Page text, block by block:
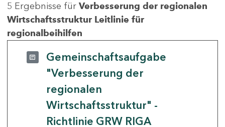
5 Ergebnisse für Verbesserung der regionalen
Wirtschaftsstruktur Leitlinie für
regionalbeihilfen
Gemeinschaftsaufgabe
"Verbesserung der
regionalen
Wirtschaftsstruktur" -
Richtlinie GRW RIGA